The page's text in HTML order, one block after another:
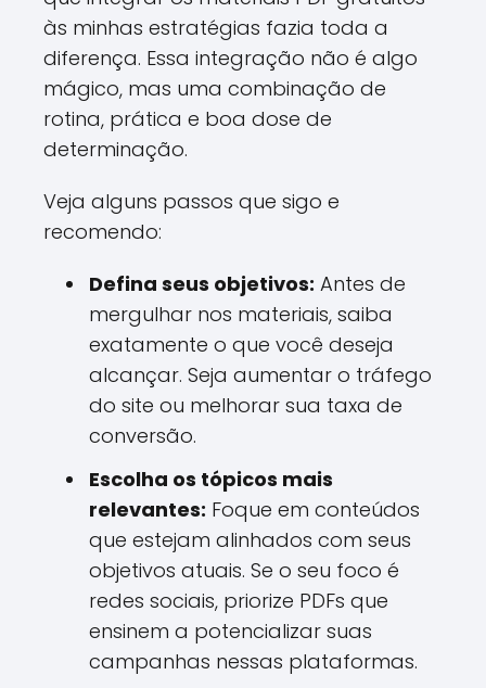
às minhas estratégias fazia toda a
diferença. Essa integração não é algo
mágico, mas uma combinação de
rotina, prática e boa dose de
determinação.
Veja alguns passos que sigo e
recomendo:
Defina seus objetivos: Antes de
mergulhar nos materiais, saiba
exatamente o que você deseja
alcançar. Seja aumentar o tráfego
do site ou melhorar sua taxa de
conversão.
Escolha os tópicos mais
relevantes: Foque em conteúdos
que estejam alinhados com seus
objetivos atuais. Se o seu foco é
redes sociais, priorize PDFs que
ensinem a potencializar suas
campanhas nessas plataformas.